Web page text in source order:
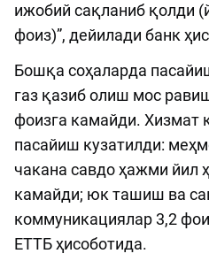
ижобий сақланиб қолди
фоиз)”, дейилади банк
Бошқа соҳаларда
газ қазиб олиш мос
фоизга камайди. Хизмат
пасайиш кузатилди:
чакана савдо ҳажми йил
камайди; юк ташиш ва
коммуникациялар 3,2
ЕТТБ ҳисоботида.